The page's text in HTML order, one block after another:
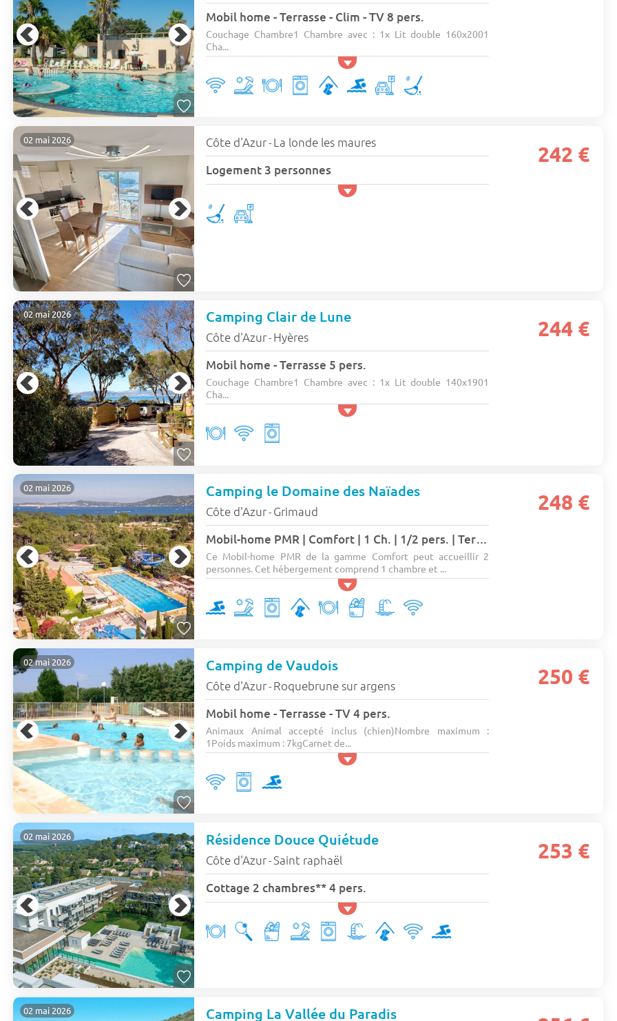
Mobil home - Terrasse - Clim - TV 8 pers.
Couchage Chambre1 Chambre avec : 1x Lit double 160x2001
Cha...
02 mai 2026 Côte d'Azur- La londe les maures
Logement 3 personnes
242 €
02 mai 2026 Camping Clair de Lune
Côte d'Azur- Hyères
Mobil home - Terrasse 5 pers.
Couchage Chambre1 Chambre avec : 1x Lit double 140x1901
Cha...
244 €
02 mai 2026 Camping le Domaine des Naïades
Côte d'Azur- Grimaud
Mobil-home PMR | Comfort | 1 Ch. | 1/2 pers. | Terrasse surélevée | A/C 2 pers.
Ce Mobil-home PMR de la gamme Comfort peut accueillir 2
personnes. Cet hébergement comprend 1 chambre et ...
248 €
02 mai 2026 Camping de Vaudois
Côte d'Azur- Roquebrune sur argens
Mobil home - Terrasse - TV 4 pers.
Animaux Animal accepté inclus (chien)Nombre maximum :
1Poids maximum : 7kgCarnet de...
250 €
02 mai 2026 Résidence Douce Quiétude
Côte d'Azur-Saint raphaël
Cottage 2 chambres** 4 pers.
253 €
02 mai 2026 Camping La Vallée du Paradis